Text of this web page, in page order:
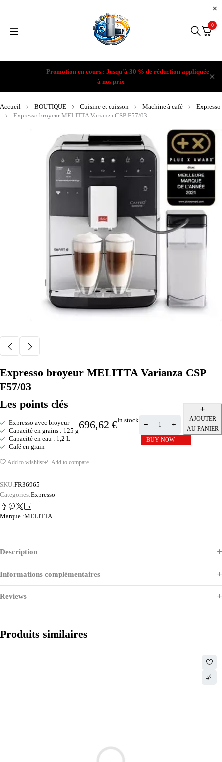
Promotion en cours : Jusqu'à 30 % de réduction appliquée
à nos prix
0
Accueil BOUTIQUE Cuisine et cuisson Machine à café
Expresso
Expresso broyeur MELITTA Varianza CSP F57/03
Expresso broyeur MELITTA Varianza CSP
F57/03
Les points clés
Expresso avec broyeur
Capacité en grains : 125 g
Capacité en eau : 1,2 L
Café en grain
696,62 €In stock
AJOUTER
AU PANIER
BUY NOW
Add to wishlist Add to compare
SKU:FR36965
Categories:Expresso
Marque :MELITTA
Description
Informations complémentaires
Reviews
Produits similaires